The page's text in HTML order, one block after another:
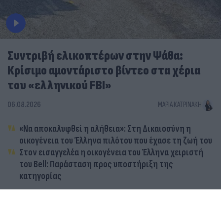
Συντριβή ελικοπτέρων στην Ψάθα:
Κρίσιμο αμοντάριστο βίντεο στα χέρια
του «ελληνικού FBI»
06.08.2026 ΜΑΡΊΑ ΚΑΤΡΙΝΆΚΗ
«Να αποκαλυφθεί η αλήθεια»: Στη Δικαιοσύνη η
οικογένεια του Έλληνα πιλότου που έχασε τη ζωή του
Στον εισαγγελέα η οικογένεια του Έλληνα χειριστή
του Bell: Παράσταση προς υποστήριξη της
κατηγορίας